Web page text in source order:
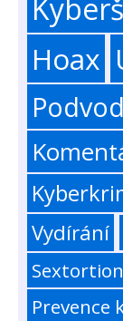
Hoax
Podvod
Vydírání
Sextortion
Prevence